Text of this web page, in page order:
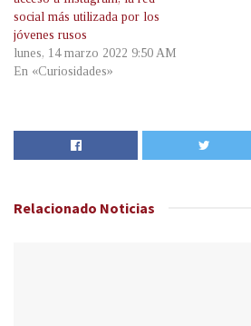
social más utilizada por los
jóvenes rusos
lunes, 14 marzo 2022 9:50 AM
En «Curiosidades»
Relacionado Noticias